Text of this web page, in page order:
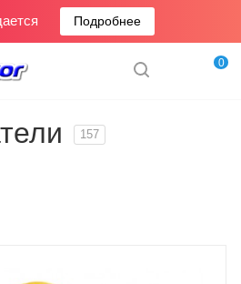
Подробнее
0
157